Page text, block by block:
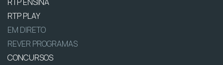
RTP PLAY
EM DIRETO
REVER PROGRAMAS
CONCURSOS